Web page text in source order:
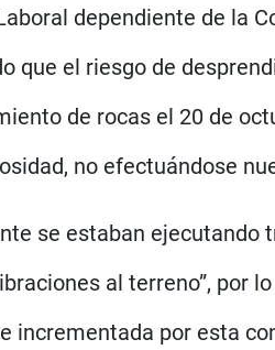
dependiente de la
que el riesgo de
de rocas el 20 de
no efectuándose
se estaban
al terreno”, por
incrementada por esta